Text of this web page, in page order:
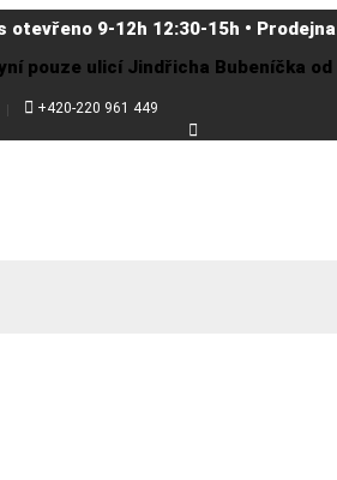
otevřeno 9-12h 12:30-15h •
pouze ulicí Jindřicha Bubeníčka
 +420-220 961 449
